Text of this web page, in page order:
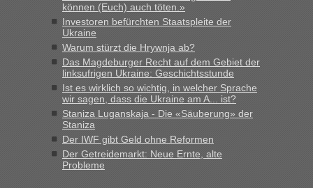
können (Euch) auch töten.»
Investoren befürchten Staatspleite der
Ukraine
Warum stürzt die Hrywnja ab?
Das Magdeburger Recht auf dem Gebiet der
linksufrigen Ukraine: Geschichtsstunde
Ist es wirklich so wichtig, in welcher Sprache
wir sagen, dass die Ukraine am A... ist?
Staniza Luganskaja - Die «Säuberung» der
Staniza
Der IWF gibt Geld ohne Reformen
Der Getreidemarkt: Neue Ernte, alte
Probleme